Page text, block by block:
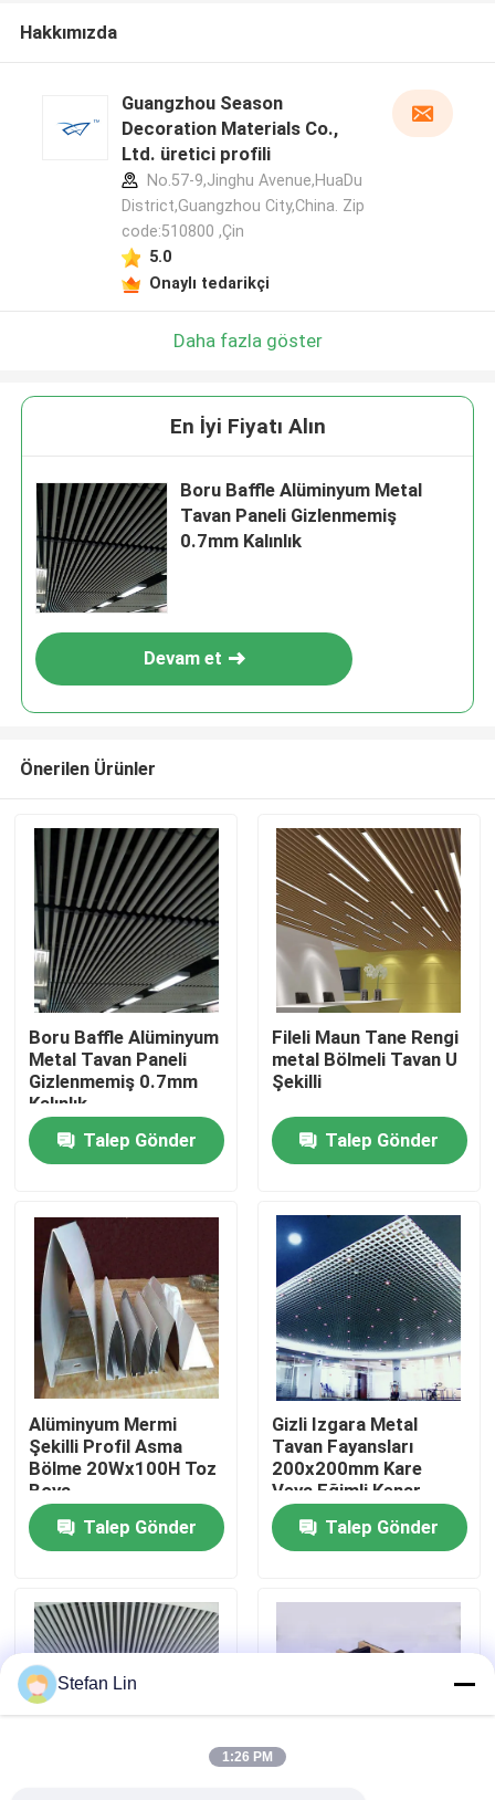
Ev
Ürünler
Videolar
Hakkımızda
Fabrika turu
Kalite Kontrolü
Haberler
Davalar
Hakkımızda
Guangzhou Season
Decoration Materials Co.,
Ltd. üretici profili
No.57-9,Jinghu Avenue,HuaDu
District,Guangzhou City,China. Zip
code:510800 ,Çin
5.0
Onaylı tedarikçi
Daha fazla göster
En İyi Fiyatı Alın
Boru Baffle Alüminyum Metal
Tavan Paneli Gizlenmemiş
0.7mm Kalınlık
Devam et
Önerilen Ürünler
Boru Baffle Alüminyum
Metal Tavan Paneli
Gizlenmemiş 0.7mm
Kalınlık
Talep Gönder
Fileli Maun Tane Rengi
metal Bölmeli Tavan U
Şekilli
Talep Gönder
Alüminyum Mermi
Şekilli Profil Asma
Bölme 20Wx100H Toz
Boya
Talep Gönder
Gizli Izgara Metal
Tavan Fayansları
200x200mm Kare
Veya Eğimli Kenar
Talep Gönder
Stefan Lin
1:26 PM